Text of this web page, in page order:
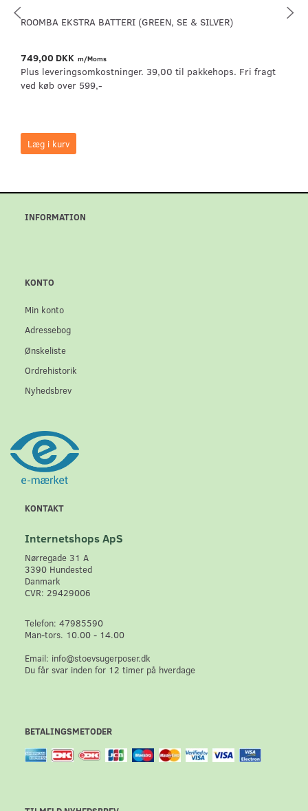
ROOMBA EKSTRA BATTERI (GREEN, SE & SILVER)
749,00 DKK m/Moms
Plus leveringsomkostninger. 39,00 til pakkehops. Fri fragt
ved køb over 599,-
Læg i kurv
INFORMATION
KONTO
Min konto
Adressebog
Ønskeliste
Ordrehistorik
Nyhedsbrev
KONTAKT
Internetshops ApS
Nørregade 31 A
3390 Hundested
Danmark
CVR: 29429006
Telefon: 47985590
Man-tors. 10.00 - 14.00
Email: info@stoevsugerposer.dk
Du får svar inden for 12 timer på hverdage
BETALINGSMETODER